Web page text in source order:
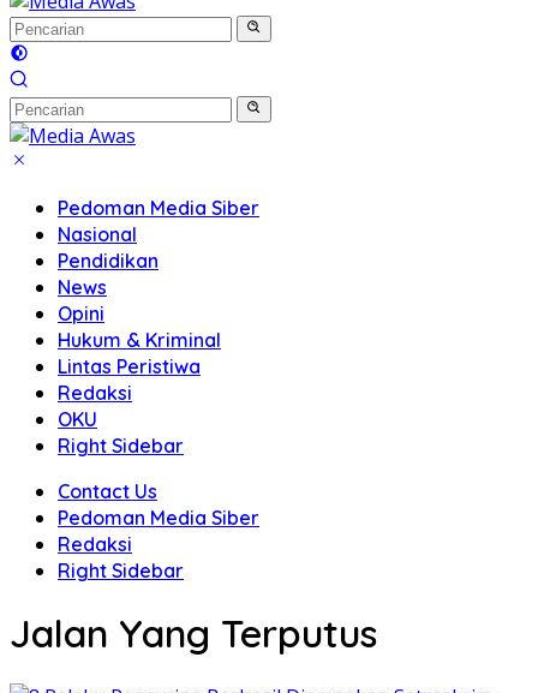
Pedoman Media Siber
Nasional
Pendidikan
News
Opini
Hukum & Kriminal
Lintas Peristiwa
Redaksi
OKU
Right Sidebar
Contact Us
Pedoman Media Siber
Redaksi
Right Sidebar
Jalan Yang Terputus